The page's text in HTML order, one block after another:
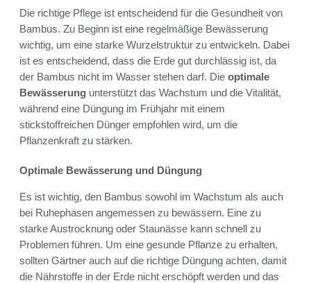
Die richtige Pflege ist entscheidend für die Gesundheit von
Bambus. Zu Beginn ist eine regelmäßige Bewässerung
wichtig, um eine starke Wurzelstruktur zu entwickeln. Dabei
ist es entscheidend, dass die Erde gut durchlässig ist, da
der Bambus nicht im Wasser stehen darf. Die optimale
Bewässerung unterstützt das Wachstum und die Vitalität,
während eine Düngung im Frühjahr mit einem
stickstoffreichen Dünger empfohlen wird, um die
Pflanzenkraft zu stärken.
Optimale Bewässerung und Düngung
Es ist wichtig, den Bambus sowohl im Wachstum als auch
bei Ruhephasen angemessen zu bewässern. Eine zu
starke Austrocknung oder Staunässe kann schnell zu
Problemen führen. Um eine gesunde Pflanze zu erhalten,
sollten Gärtner auch auf die richtige Düngung achten, damit
die Nährstoffe in der Erde nicht erschöpft werden und das